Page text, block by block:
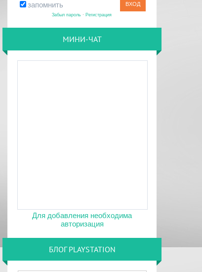
запомнить
Забыл пароль · Регистрация
МИНИ-ЧАТ
Для добавления необходима
авторизация
БЛОГ PLAYSTATION